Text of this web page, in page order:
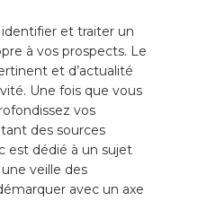
et traiter un
à vos prospects. Le
et d’actualité
Une fois que vous
vos
des sources
est dédié à un sujet
veille des
avec un axe